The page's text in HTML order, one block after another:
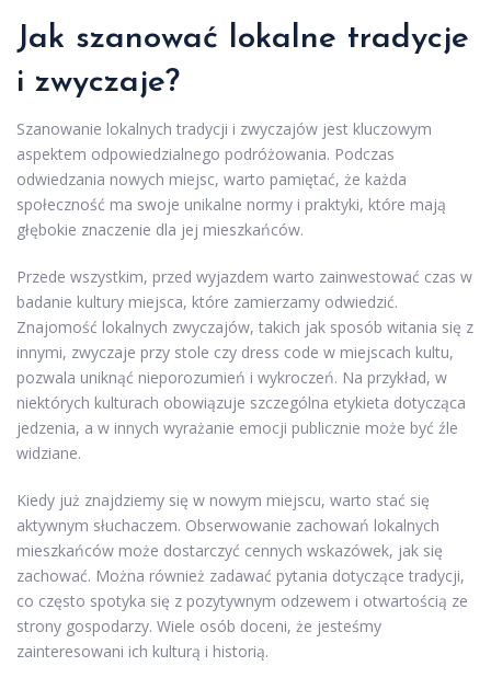
Jak szanować lokalne tradycje
i zwyczaje?
Szanowanie lokalnych tradycji i zwyczajów jest kluczowym
aspektem odpowiedzialnego podróżowania. Podczas
odwiedzania nowych miejsc, warto pamiętać, że każda
społeczność ma swoje unikalne normy i praktyki, które mają
głębokie znaczenie dla jej mieszkańców.
Przede wszystkim, przed wyjazdem warto zainwestować czas w
badanie kultury miejsca, które zamierzamy odwiedzić.
Znajomość lokalnych zwyczajów, takich jak sposób witania się z
innymi, zwyczaje przy stole czy dress code w miejscach kultu,
pozwala uniknąć nieporozumień i wykroczeń. Na przykład, w
niektórych kulturach obowiązuje szczególna etykieta dotycząca
jedzenia, a w innych wyrażanie emocji publicznie może być źle
widziane.
Kiedy już znajdziemy się w nowym miejscu, warto stać się
aktywnym słuchaczem. Obserwowanie zachowań lokalnych
mieszkańców może dostarczyć cennych wskazówek, jak się
zachować. Można również zadawać pytania dotyczące tradycji,
co często spotyka się z pozytywnym odzewem i otwartością ze
strony gospodarzy. Wiele osób doceni, że jesteśmy
zainteresowani ich kulturą i historią.